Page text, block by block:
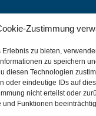
Zustimmung
Erlebnis zu bieten,
zu speichern
diesen Technologien
oder eindeutige IDs auf
nicht erteilst oder
und Funktionen